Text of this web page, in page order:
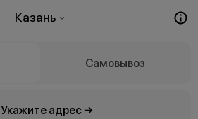
Казань
Самовывоз
Укажите адрес →